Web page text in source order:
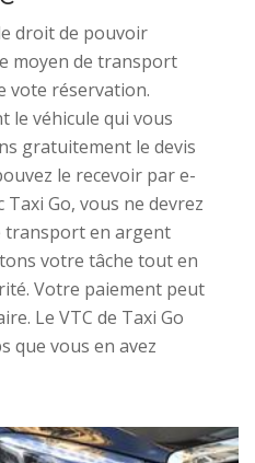
droit de pouvoir
moyen de transport
vote réservation.
le véhicule qui vous
gratuitement le devis
le recevoir par e-
Taxi Go, vous ne devrez
transport en argent
votre tâche tout en
Votre paiement peut
Le VTC de Taxi Go
que vous en avez